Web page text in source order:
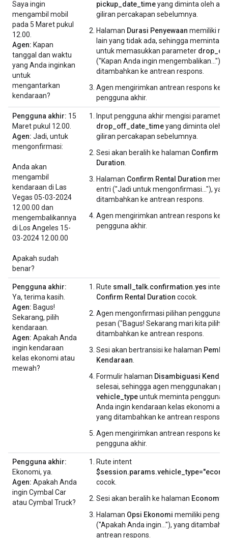
Saya ingin
mengambil mobil
pada 5 Maret pukul
12.00.
Agen: Kapan
tanggal dan waktu
yang Anda inginkan
untuk
mengantarkan
kendaraan?
pickup_date_timeyang diminta oleh
giliran percakapan sebelumnya.
Halaman Durasi Penyewaan memiliki
lain yang tidak ada, sehingga meminta
untuk memasukkan parameter
("Kapan Anda ingin mengembalikan..."),
ditambahkan ke antrean respons.
Agen mengirimkan antrean respons
pengguna akhir.
Pengguna akhir: 15
Maret pukul 12.00.
Agen: Jadi, untuk
mengonfirmasi:
Anda akan
mengambil
kendaraan di Las
Vegas 05-03-2024
12.00.00 dan
mengembalikannya
di Los Angeles 15-
03-2024 12.00.00
Apakah sudah
benar?
Input pengguna akhir mengisi parameter
drop_off_date_timeyang diminta oleh
giliran percakapan sebelumnya.
Sesi akan beralih ke halaman Confirm
Duration
Halaman Confirm Rental Duration
entri ("Jadi untuk mengonfirmasi..."),
ditambahkan ke antrean respons.
Agen mengirimkan antrean respons
pengguna akhir.
Pengguna akhir:
Ya, terima kasih.
Agen: Bagus!
Sekarang, pilih
kendaraan.
Agen: Apakah Anda
ingin kendaraan
kelas ekonomi atau
mewah?
Rute small_talk.confirmation.yes intent
Confirm Rental Duration cocok.
Agen mengonfirmasi pilihan pengguna
pesan ("Bagus! Sekarang mari kita
ditambahkan ke antrean respons.
Sesi akan bertransisi ke halaman
Kendaraan
Formulir halaman Disambiguasi
selesai, sehingga agen menggunakan
vehicle_typeuntuk meminta pengguna
Anda ingin kendaraan kelas ekonomi
yang ditambahkan ke antrean respons.
Agen mengirimkan antrean respons
pengguna akhir.
Pengguna akhir:
Ekonomi, ya.
Agen: Apakah Anda
ingin Cymbal Car
atau Cymbal Truck?
Rute intent
cocok.
Sesi akan beralih ke halaman Economy
Halaman Opsi Ekonomi memiliki
("Apakah Anda ingin..."), yang
antrean respons.